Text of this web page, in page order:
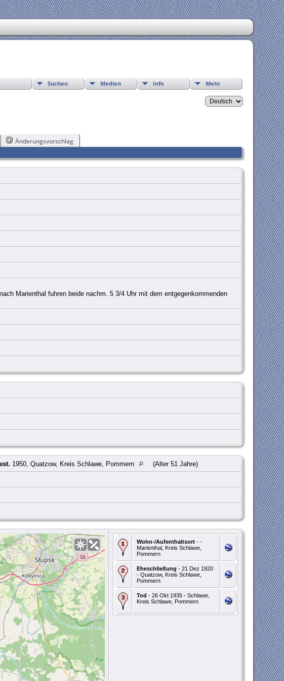
Suchen Medien Info Mehr
Änderungsvorschlag
Marienthal fuhren beide nachm. 5 3/4 Uhr mit dem entgegenkommenden
1950, Quatzow, Kreis Schlawe, Pommern (Alter 51 Jahre)
Wohn-/Aufenthaltsort- -
Marienthal, Kreis Schlawe,
Pommern
Eheschließung - 21 Dez 1920
- Quatzow, Kreis Schlawe,
Pommern
Tod - 26 Okt 1935 - Schlawe,
Kreis Schlawe, Pommern